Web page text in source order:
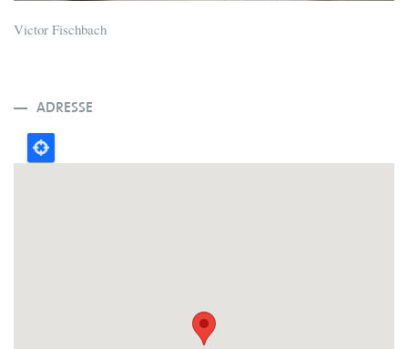
Victor Fischbach
ADRESSE